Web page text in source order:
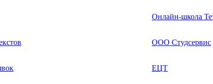
Онлайн-школа
ООО Студсервис
ЕЦТ